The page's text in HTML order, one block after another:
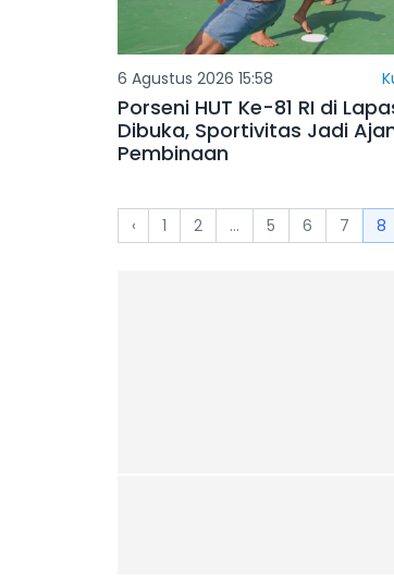
6 Agustus 2026 15:58
Porseni HUT Ke-81 RI di
Dibuka, Sportivitas Jadi
Pembinaan
‹ 1 2 ... 5 6 7 8